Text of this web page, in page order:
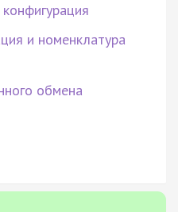
и номенклатура
обмена